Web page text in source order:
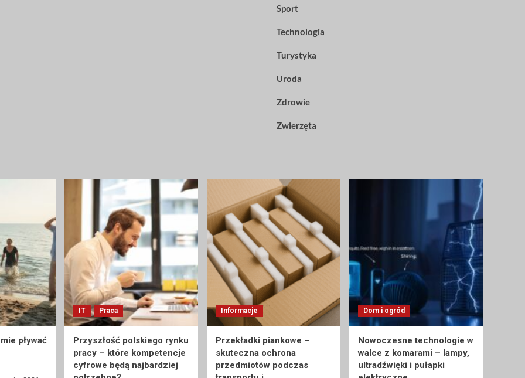
Sport
Technologia
Turystyka
Uroda
Zdrowie
Zwierzęta
pływać
IT Praca
Przyszłość polskiego rynku
pracy – które kompetencje
cyfrowe będą najbardziej
Informacje
Przekładki piankowe –
skuteczna ochrona
przedmiotów podczas
Dom i ogród
Nowoczesne technologie w
walce z komarami – lampy,
ultradźwięki i pułapki